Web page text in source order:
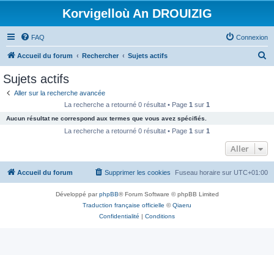
Korvigelloù An DROUIZIG
FAQ Connexion
Accueil du forum Rechercher Sujets actifs
c
e
Sujets actifs
Aller sur la recherche avancée
La recherche a retourné 0 résultat • Page 1 sur 1
Aucun résultat ne correspond aux termes que vous avez spécifiés.
La recherche a retourné 0 résultat • Page 1 sur 1
Aller
Accueil du forum Fuseau horaire sur UTC+01:00
Supprimer les cookies
Développé parphpBB® Forum Software © phpBB Limited
Traduction française officielle ©Qiaeru
Confidentialité | Conditions